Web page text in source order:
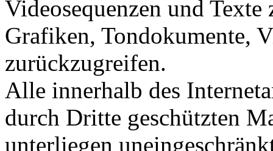
Videosequenzen und
Grafiken, Tondokumente,
zurückzugreifen.
Alle innerhalb des
durch Dritte geschützten
unterliegen